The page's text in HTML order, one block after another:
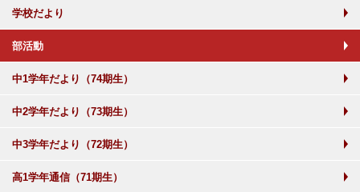
学校だより
部活動
中1学年だより（74期生）
中2学年だより（73期生）
中3学年だより（72期生）
高1学年通信（71期生）